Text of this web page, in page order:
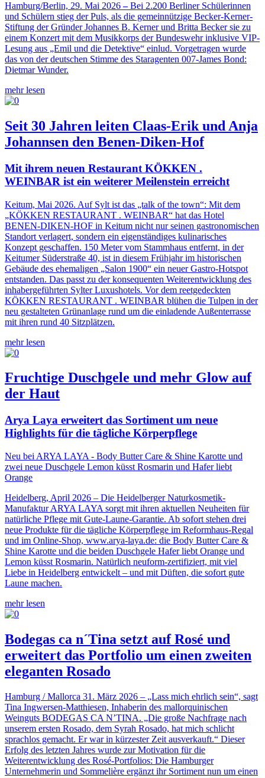
Hamburg/Berlin, 29. Mai 2026–Bei 2.200 Berliner Schülerinnen
und Schülern stieg der Puls, als die gemeinnützige Becker-Kerner-
Stiftung der Gründer Johannes B. Kerner und Britta Becker sie zu
einem Konzert mit dem Musikkorps der Bundeswehr inklusive VIP-
Lesung aus „Emil und die Detektive“ einlud. Vorgetragen wurde
das von der deutschen Stimme des Staragenten 007-James Bond:
Dietmar Wunder.
mehr lesen
Seit 30 Jahren leiten Claas-Erik und Anja
Johannsen den Benen-Diken-Hof
Mit ihrem neuen Restaurant KÖKKEN .
WEINBAR ist ein weiterer Meilenstein erreicht
Keitum, Mai 2026. Auf Sylt ist das „talk of the town“: Mit dem
„KÖKKEN RESTAURANT . WEINBAR“ hat das Hotel
BENEN-DIKEN-HOF in Keitum nicht nur seinen gastronomischen
Standort verlagert, sondern ein eigenständiges kulinarisches
Konzept geschaffen. 150 Meter vom Stammhaus entfernt, in der
Keitumer Süderstraße 40, ist in diesem Frühjahr im historischen
Gebäude des ehemaligen „Salon 1900“ ein neuer Gastro-Hotspot
entstanden. Das passt zu der konsequenten Weiterentwicklung des
inhabergeführten Sylter Luxushotels. Vor dem reetgedeckten
KÖKKEN RESTAURANT . WEINBAR blühen die Tulpen in der
neu gestalteten Grünanlage rund um die einladende Außenterrasse
mit ihren rund 40 Sitzplätzen.
mehr lesen
Fruchtige Duschgele und mehr Glow auf
der Haut
Arya Laya erweitert das Sortiment um neue
Highlights für die tägliche Körperpflege
Neu bei ARYA LAYA - Body Butter Care & Shine Karotte und
zwei neue Duschgele Lemon küsst Rosmarin und Hafer liebt
Orange
Heidelberg, April 2026 – Die Heidelberger Naturkosmetik-
Manufaktur ARYA LAYA sorgt mit ihren aktuellen Neuheiten für
natürliche Pflege mit Gute-Laune-Garantie. Ab sofort stehen drei
neue Produkte für die tägliche Körperpflege im Reformhaus-Regal
und im Online-Shop, www.arya-laya.de: die Body Butter Care &
Shine Karotte und die beiden Duschgele Hafer liebt Orange und
Lemon küsst Rosmarin. Natürlich neuform-zertifiziert, mit viel
Liebe in Heidelberg entwickelt – und mit Düften, die sofort gute
Laune machen.
mehr lesen
Bodegas ca n´Tina setzt auf Rosé und
erweitert das Portfolio um einen zweiten
eleganten Rosado
Hamburg / Mallorca 31. März 2026 – „Lass mich ehrlich sein“, sagt
Tina Ingwersen-Matthiesen, Inhaberin des mallorquinischen
Weinguts BODEGAS CA N’TINA. „Die große Nachfrage nach
unserem ersten Rosado, dem Syrah Rosado, hat mich schlicht
sprachlos gemacht. Er war in kürzester Zeit ausverkauft.“ Dieser
Erfolg des letzten Jahres wurde zur Motivation für die
Weiterentwicklung des Rosé-Portfolios: Die Hamburger
Unternehmerin und Sommelière ergänzt ihr Sortiment nun um einen